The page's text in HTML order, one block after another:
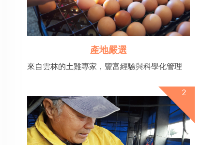
產地嚴選
來自雲林的土雞專家，豐富經驗與科學化管理